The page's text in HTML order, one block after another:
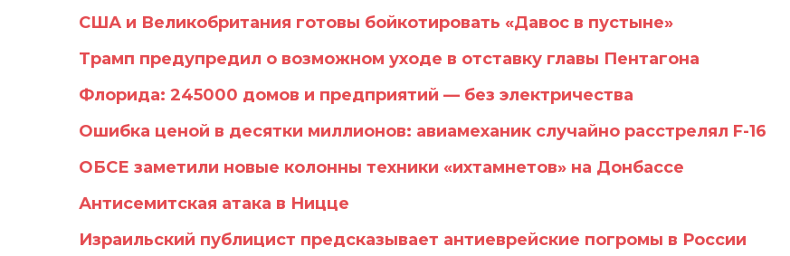
США и Великобритания готовы бойкотировать «Давос в пустыне»
Трамп предупредил о возможном уходе в отставку главы Пентагона
Флорида: 245000 домов и предприятий — без электричества
Ошибка ценой в десятки миллионов: авиамеханик случайно расстрелял F-16
ОБСЕ заметили новые колонны техники «ихтамнетов» на Донбассе
Антисемитская атака в Ницце
Израильский публицист предсказывает антиеврейские погромы в России